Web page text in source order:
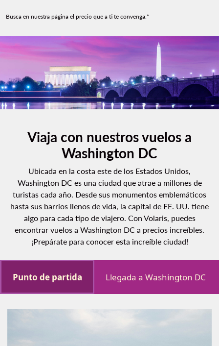
Busca en nuestra página el precio que a ti te convenga.*
Viaja con nuestros vuelos a
Washington DC
Ubicada en la costa este de los Estados Unidos,
Washington DC es una ciudad que atrae a millones de
turistas cada año. Desde sus monumentos emblemáticos
hasta sus barrios llenos de vida, la capital de EE. UU. tiene
algo para cada tipo de viajero. Con Volaris, puedes
encontrar vuelos a Washington DC a precios increíbles.
¡Prepárate para conocer esta increíble ciudad!
Punto de partida Llegada a Washington DC